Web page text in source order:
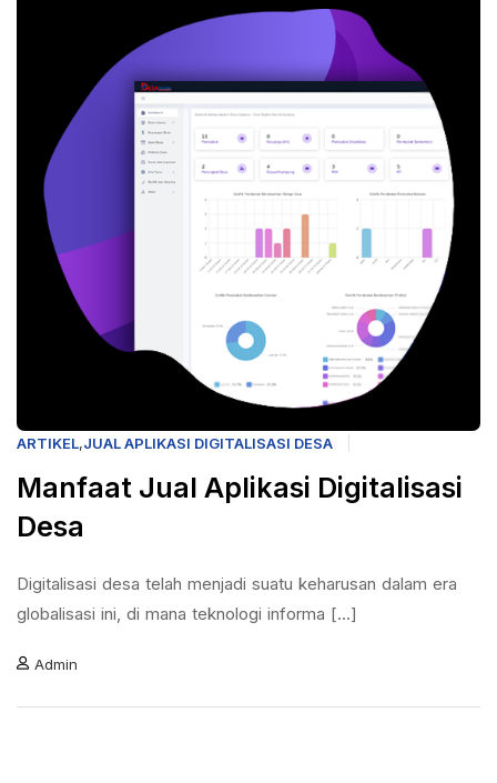
ARTIKEL,JUAL APLIKASI DIGITALISASI DESA
Manfaat Jual Aplikasi Digitalisasi
Desa
Digitalisasi desa telah menjadi suatu keharusan dalam era
globalisasi ini, di mana teknologi informa [...]
Admin